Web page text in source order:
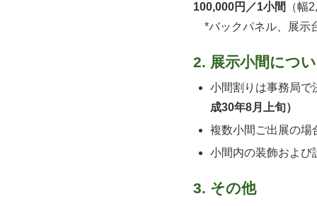
100,000円／1小間 （幅
*バックパネル、展示
2. 展示小間につ
小間割りは事務局で
成30年8月上旬）
複数小間ご出展の場
小間内の装飾および
3. その他